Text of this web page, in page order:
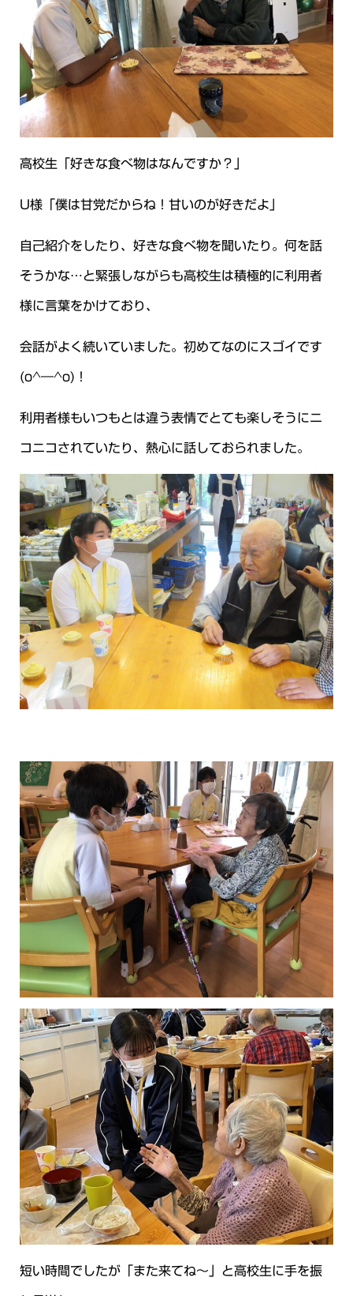
高校生「好きな食べ物はなんですか？」
U様「僕は甘党だからね！甘いのが好きだよ」
自己紹介をしたり、好きな食べ物を聞いたり。何を話
そうかな…と緊張しながらも高校生は積極的に利用者
様に言葉をかけており、
会話がよく続いていました。初めてなのにスゴイです
(o^―^o)！
利用者様もいつもとは違う表情でとても楽しそうにニ
コニコされていたり、熱心に話しておられました。
短い時間でしたが「また来てね～」と高校生に手を振